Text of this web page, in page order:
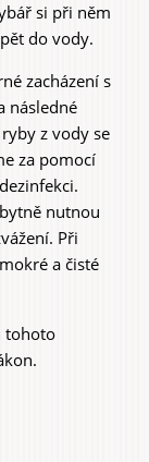
si při něm
do vody.
zacházení s
následné
z vody se
za pomocí
nutnou
Při
a čisté
tohoto